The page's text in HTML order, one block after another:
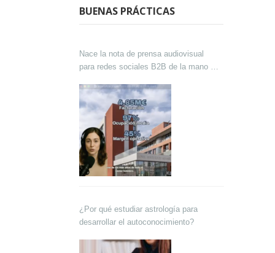
BUENAS PRÁCTICAS
Nace la nota de prensa audiovisual
para redes sociales B2B de la mano de
¿Por qué estudiar astrología para
desarrollar el autoconocimiento?